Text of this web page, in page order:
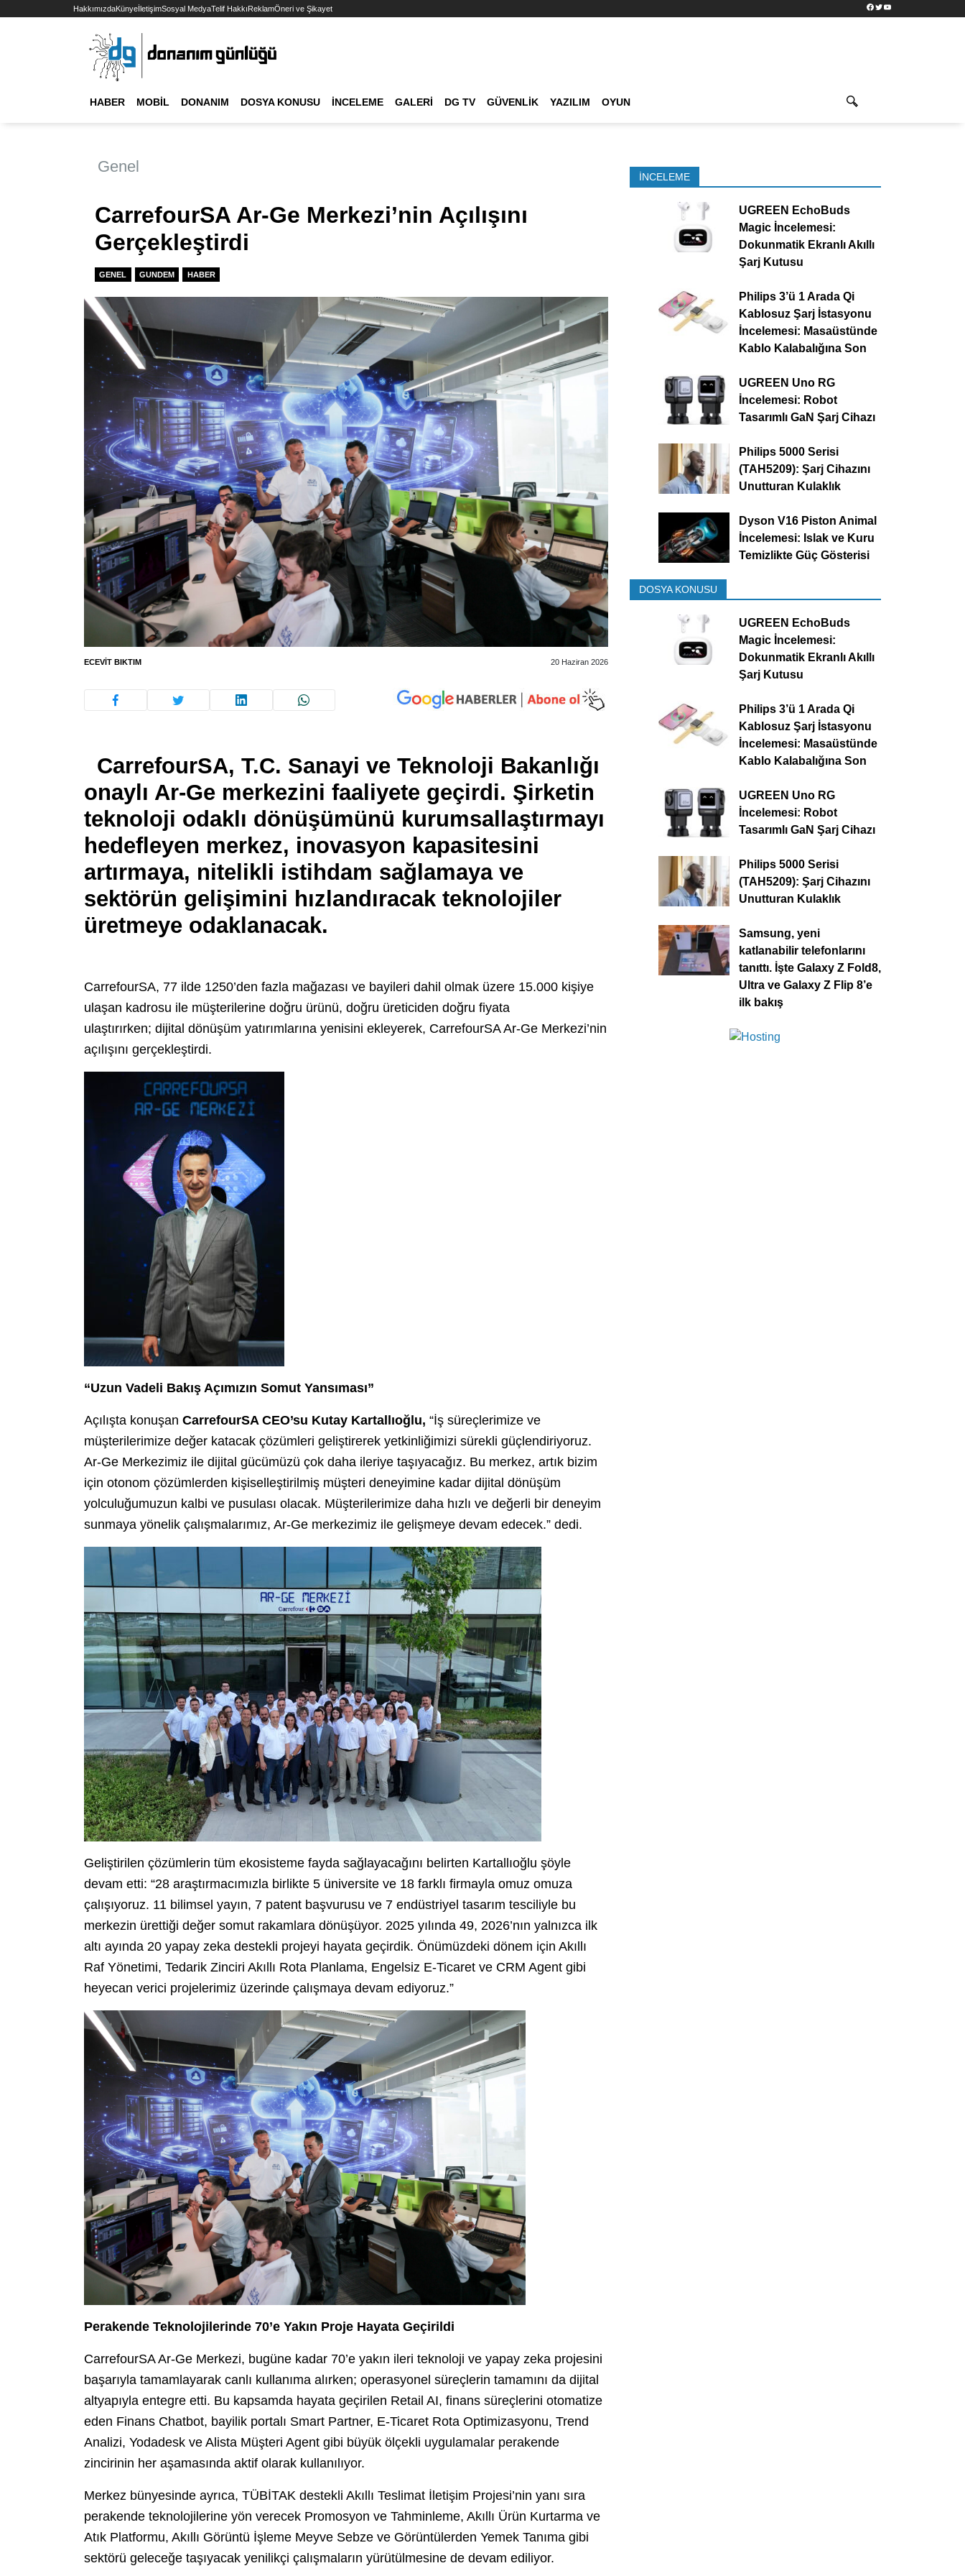
HakkımızdaKünyeİletişimSosyal MedyaTelif HakkıReklamÖneri ve Şikayet Facebook
TwitterYouTube
HABER MOBIL DONANIM DOSYA KONUSU İNCELEME GALERI DG TV GÜVENLIK YAZILIM OYUN
Genel
CarrefourSA Ar-Ge Merkezi’nin Açılışını
Gerçekleştirdi
GENEL GUNDEM HABER
ECEVIT BIKTIM 20 Haziran 2026
CarrefourSA, T.C. Sanayi ve Teknoloji Bakanlığı
onaylı Ar-Ge merkezini faaliyete geçirdi. Şirketin
teknoloji odaklı dönüşümünü kurumsallaştırmayı
hedefleyen merkez, inovasyon kapasitesini
artırmaya, nitelikli istihdam sağlamaya ve
sektörün gelişimini hızlandıracak teknolojiler
üretmeye odaklanacak.
CarrefourSA, 77 ilde 1250’den fazla mağazası ve bayileri dahil olmak üzere 15.000 kişiye
ulaşan kadrosu ile müşterilerine doğru ürünü, doğru üreticiden doğru fiyata
ulaştırırken; dijital dönüşüm yatırımlarına yenisini ekleyerek, CarrefourSA Ar-Ge Merkezi’nin
açılışını gerçekleştirdi.
“Uzun Vadeli Bakış Açımızın Somut Yansıması”
Açılışta konuşan CarrefourSA CEO’su Kutay Kartallıoğlu, “İş süreçlerimize ve
müşterilerimize değer katacak çözümleri geliştirerek yetkinliğimizi sürekli güçlendiriyoruz.
Ar-Ge Merkezimiz ile dijital gücümüzü çok daha ileriye taşıyacağız. Bu merkez, artık bizim
için otonom çözümlerden kişiselleştirilmiş müşteri deneyimine kadar dijital dönüşüm
yolculuğumuzun kalbi ve pusulası olacak. Müşterilerimize daha hızlı ve değerli bir deneyim
sunmaya yönelik çalışmalarımız, Ar-Ge merkezimiz ile gelişmeye devam edecek.” dedi.
Geliştirilen çözümlerin tüm ekosisteme fayda sağlayacağını belirten Kartallıoğlu şöyle
devam etti: “28 araştırmacımızla birlikte 5 üniversite ve 18 farklı firmayla omuz omuza
çalışıyoruz. 11 bilimsel yayın, 7 patent başvurusu ve 7 endüstriyel tasarım tesciliyle bu
merkezin ürettiği değer somut rakamlara dönüşüyor. 2025 yılında 49, 2026’nın yalnızca ilk
altı ayında 20 yapay zeka destekli projeyi hayata geçirdik. Önümüzdeki dönem için Akıllı
Raf Yönetimi, Tedarik Zinciri Akıllı Rota Planlama, Engelsiz E-Ticaret ve CRM Agent gibi
heyecan verici projelerimiz üzerinde çalışmaya devam ediyoruz.”
Perakende Teknolojilerinde 70’e Yakın Proje Hayata Geçirildi
CarrefourSA Ar-Ge Merkezi, bugüne kadar 70’e yakın ileri teknoloji ve yapay zeka projesini
başarıyla tamamlayarak canlı kullanıma alırken; operasyonel süreçlerin tamamını da dijital
altyapıyla entegre etti. Bu kapsamda hayata geçirilen Retail AI, finans süreçlerini otomatize
eden Finans Chatbot, bayilik portalı Smart Partner, E-Ticaret Rota Optimizasyonu, Trend
Analizi, Yodadesk ve Alista Müşteri Agent gibi büyük ölçekli uygulamalar perakende
zincirinin her aşamasında aktif olarak kullanılıyor.
Merkez bünyesinde ayrıca, TÜBİTAK destekli Akıllı Teslimat İletişim Projesi’nin yanı sıra
perakende teknolojilerine yön verecek Promosyon ve Tahminleme, Akıllı Ürün Kurtarma ve
Atık Platformu, Akıllı Görüntü İşleme Meyve Sebze ve Görüntülerden Yemek Tanıma gibi
sektörü geleceğe taşıyacak yenilikçi çalışmaların yürütülmesine de devam ediliyor.
İNCELEME
UGREEN EchoBuds
Magic İncelemesi:
Dokunmatik Ekranlı Akıllı
Şarj Kutusu
Philips 3’ü 1 Arada Qi
Kablosuz Şarj İstasyonu
İncelemesi: Masaüstünde
Kablo Kalabalığına Son
UGREEN Uno RG
İncelemesi: Robot
Tasarımlı GaN Şarj Cihazı
Philips 5000 Serisi
(TAH5209): Şarj Cihazını
Unutturan Kulaklık
Dyson V16 Piston Animal
İncelemesi: Islak ve Kuru
Temizlikte Güç Gösterisi
DOSYA KONUSU
UGREEN EchoBuds
Magic İncelemesi:
Dokunmatik Ekranlı Akıllı
Şarj Kutusu
Philips 3’ü 1 Arada Qi
Kablosuz Şarj İstasyonu
İncelemesi: Masaüstünde
Kablo Kalabalığına Son
UGREEN Uno RG
İncelemesi: Robot
Tasarımlı GaN Şarj Cihazı
Philips 5000 Serisi
(TAH5209): Şarj Cihazını
Unutturan Kulaklık
Samsung, yeni
katlanabilir telefonlarını
tanıttı. İşte Galaxy Z Fold8,
Ultra ve Galaxy Z Flip 8’e
ilk bakış